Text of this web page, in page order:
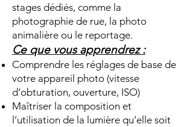
stages dédiés, comme la
photographie de rue, la photo
animalière ou le reportage.
Ce que vous apprendrez :
Comprendre les réglages de base de
votre appareil photo (vitesse
d’obturation, ouverture, ISO)
Maîtriser la composition et
l’utilisation de la lumière qu’elle soit